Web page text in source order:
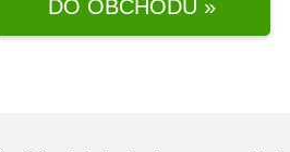
DO OBCHODU »